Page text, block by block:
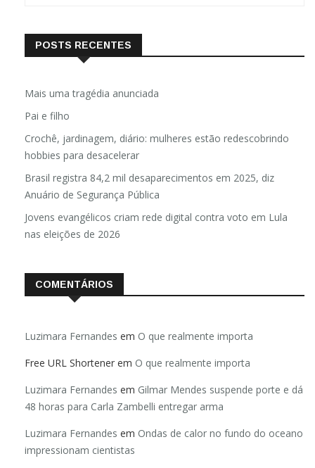
POSTS RECENTES
Mais uma tragédia anunciada
Pai e filho
Crochê, jardinagem, diário: mulheres estão redescobrindo
hobbies para desacelerar
Brasil registra 84,2 mil desaparecimentos em 2025, diz
Anuário de Segurança Pública
Jovens evangélicos criam rede digital contra voto em Lula
nas eleições de 2026
COMENTÁRIOS
Luzimara Fernandes em O que realmente importa
Free URL Shortener em O que realmente importa
Luzimara Fernandes em Gilmar Mendes suspende porte e dá
48 horas para Carla Zambelli entregar arma
Luzimara Fernandes em Ondas de calor no fundo do oceano
impressionam cientistas